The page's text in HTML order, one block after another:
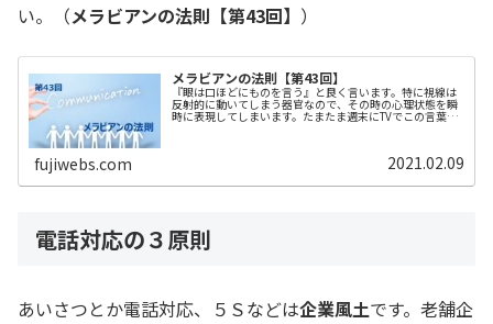
い。（メラビアンの法則【第43回】 ）
メラビアンの法則【第43回】
『眼は口ほどにものを言う』と良く言います。特に視線は
反射的に動いてしまう器官なので、その時の心理状態を瞬
時に表現してしまいます。たまたま週末にTVでこの言葉を
fujiwebs.com 2021.02.09
電話対応の３原則
あいさつとか電話対応、５Ｓなどは企業風土です。老舗企